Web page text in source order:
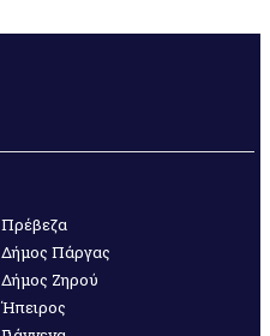
Πρέβεζα
Δήμος Πάργας
Δήμος Ζηρού
Ήπειρος